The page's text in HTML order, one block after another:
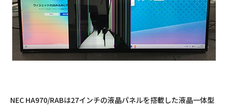
NEC HA970/RABは27インチの液晶パネルを搭載した液晶一体型